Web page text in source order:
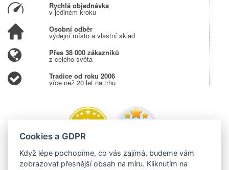
Rychlá objednávka
v jediném kroku
Osobní odběr
výdejní místo a vlastní sklad
Přes 38 000 zákazníků
z celého světa
Tradice od roku 2006
více než 20 let na trhu
Cookies a GDPR
Když lépe pochopíme, co vás zajímá, budeme vám
zobrazovat přesnější obsah na míru. Kliknutím na